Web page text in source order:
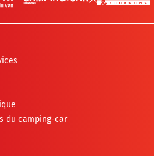
du camping-car